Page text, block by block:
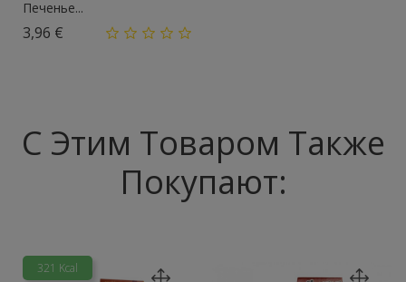
Печенье...
3,96 €
С Этим Товаром Также
Покупают:
321 Kcal